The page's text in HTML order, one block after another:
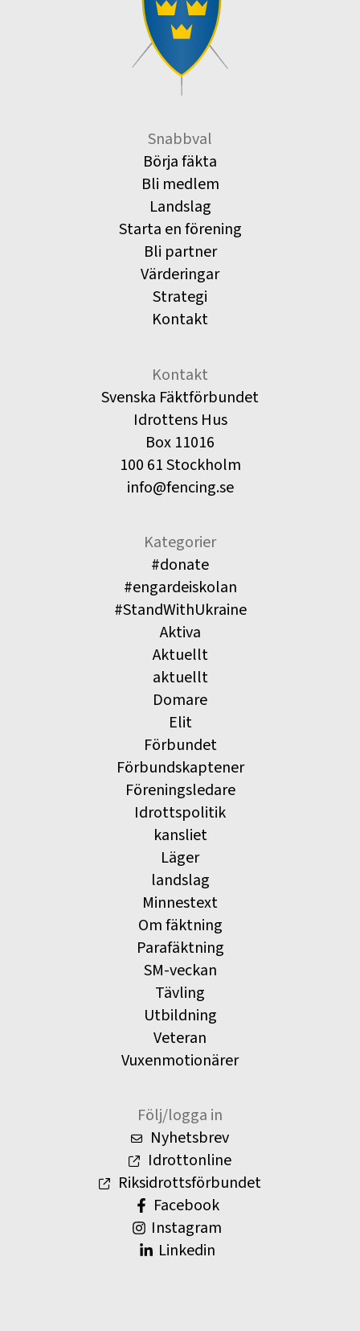
Snabbval
Börja fäkta
Bli medlem
Landslag
Starta en förening
Bli partner
Värderingar
Strategi
Kontakt
Kontakt
Svenska Fäktförbundet
Idrottens Hus
Box 11016
100 61 Stockholm
info@fencing.se
Kategorier
#donate
#engardeiskolan
#StandWithUkraine
Aktiva
Aktuellt
aktuellt
Domare
Elit
Förbundet
Förbundskaptener
Föreningsledare
Idrottspolitik
kansliet
Läger
landslag
Minnestext
Om fäktning
Parafäktning
SM-veckan
Tävling
Utbildning
Veteran
Vuxenmotionärer
Följ/logga in
Nyhetsbrev
Idrottonline
Riksidrottsförbundet
Facebook
Instagram
Linkedin